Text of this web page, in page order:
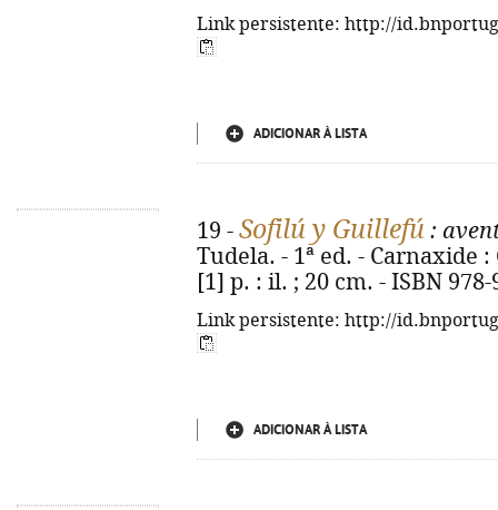
Link persistente: http://
ADICIONAR À LISTA
19 - Sofilú y Guillefú :
Tudela. - 1ª ed. - Carnaxide
[1] p. : il. ; 20 cm. - ISBN 978-
Link persistente: http://
ADICIONAR À LISTA